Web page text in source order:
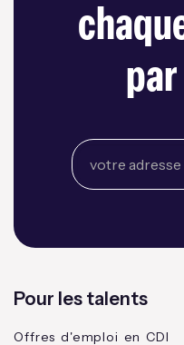
Pour les talents
Offres d'emploi en CDI